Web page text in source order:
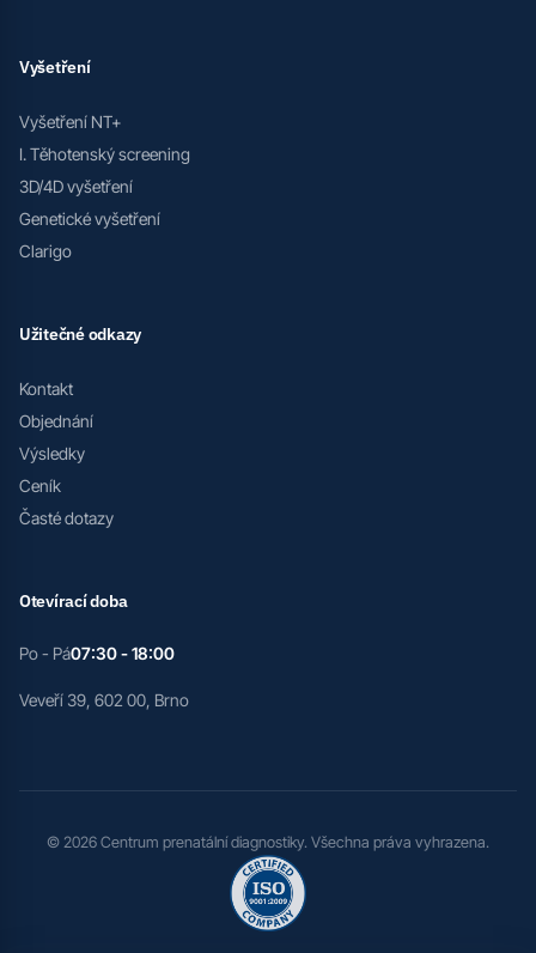
Vyšetření
Vyšetření NT+
I. Těhotenský screening
3D/4D vyšetření
Genetické vyšetření
Clarigo
Užitečné odkazy
Kontakt
Objednání
Výsledky
Ceník
Časté dotazy
Otevírací doba
Po - Pá07:30 - 18:00
Veveří 39, 602 00, Brno
© 2026 Centrum prenatální diagnostiky. Všechna práva vyhrazena.